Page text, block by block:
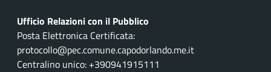
Ufficio Relazioni con il Pubblico
Posta Elettronica Certificata:
protocollo@pec.comune.capodorlando.me.it
Centralino unico: +390941915111